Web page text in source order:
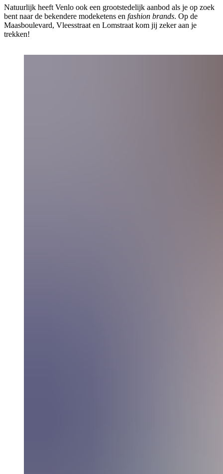
Natuurlijk heeft Venlo ook een grootstedelijk aanbod als je op zoek
bent naar de bekendere modeketens en fashion brands. Op de
Maasboulevard, Vleesstraat en Lomstraat kom jij zeker aan je
trekken!